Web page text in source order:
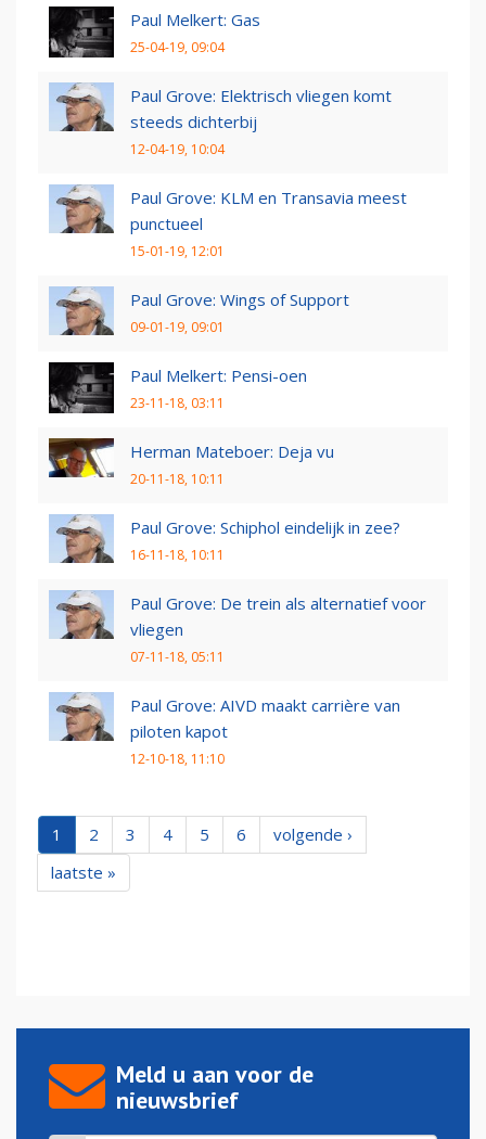
Paul Melkert: Gas
25-04-19, 09:04
Paul Grove: Elektrisch vliegen komt
steeds dichterbij
12-04-19, 10:04
Paul Grove: KLM en Transavia meest
punctueel
15-01-19, 12:01
Paul Grove: Wings of Support
09-01-19, 09:01
Paul Melkert: Pensi-oen
23-11-18, 03:11
Herman Mateboer: Deja vu
20-11-18, 10:11
Paul Grove: Schiphol eindelijk in zee?
16-11-18, 10:11
Paul Grove: De trein als alternatief voor
vliegen
07-11-18, 05:11
Paul Grove: AIVD maakt carrière van
piloten kapot
12-10-18, 11:10
1 2 3 4 5 6
volgende ›
laatste »
Meld u aan voor de
nieuwsbrief